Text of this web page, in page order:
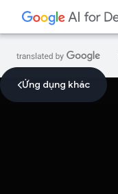
Ứng dụng khác